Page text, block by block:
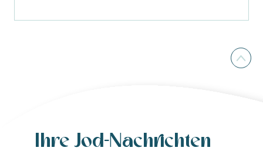
Ihre Jod-Nachrichten